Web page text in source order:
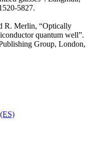
5827.
R. Merlin, “Optically
quantum well”.
Group, London,